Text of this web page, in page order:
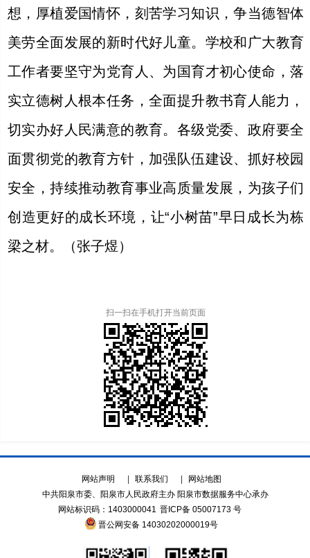
想，厚植爱国情怀，刻苦学习知识，争当德智体
美劳全面发展的新时代好儿童。学校和广大教育
工作者要坚守为党育人、为国育才初心使命，落
实立德树人根本任务，全面提升教书育人能力，
切实办好人民满意的教育。各级党委、政府要全
面贯彻党的教育方针，加强队伍建设、抓好校园
安全，持续推动教育事业高质量发展，为孩子们
创造更好的成长环境，让“小树苗”早日成长为栋
梁之材。（张子煜）
扫一扫在手机打开当前页面
网站声明 | 联系我们 |
网站地图
中共阳泉市委、阳泉市人民政府主办 阳泉市数据服务中心承办
网站标识码：1403000041 晋ICP备 05007173 号
晋公网安备 14030202000019号